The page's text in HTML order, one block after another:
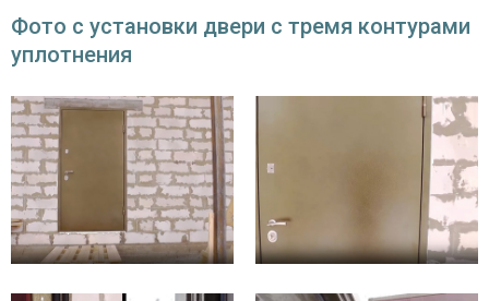
Чтобы можно было поставить 3 резиновых контура, требуется
более толстое дверное полотно (8-9,5 см), чем обычно (6 см). Оно
всегда хорошо утеплены изнутри. Благодаря увеличенной толщине,
у производителя появляется возможность постановить больше
уплотнителей, чем в стандартных моделях.
Для изделий, устанавливаемыхв квартиру, такое
усовершенствование востребовано, также как и для тех, которые
Фото с установки двери с тремя контурами
уплотнения